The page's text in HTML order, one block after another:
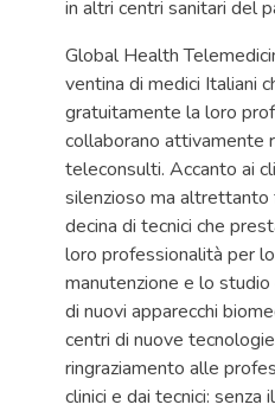
in altri centri sanitari del
Global Health
ventina di medici Italiani
gratuitamente la loro
collaborano attivamente
teleconsulti. Accanto ai
silenzioso ma altrettanto
decina di tecnici che
loro professionalità per
manutenzione e lo
di nuovi apparecchi
centri di nuove
ringraziamento alle
clinici e dai tecnici: senza